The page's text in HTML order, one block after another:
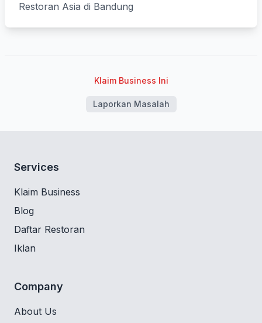
Restoran Asia di Bandung
Klaim Business Ini
Laporkan Masalah
Services
Klaim Business
Blog
Daftar Restoran
Iklan
Company
About Us